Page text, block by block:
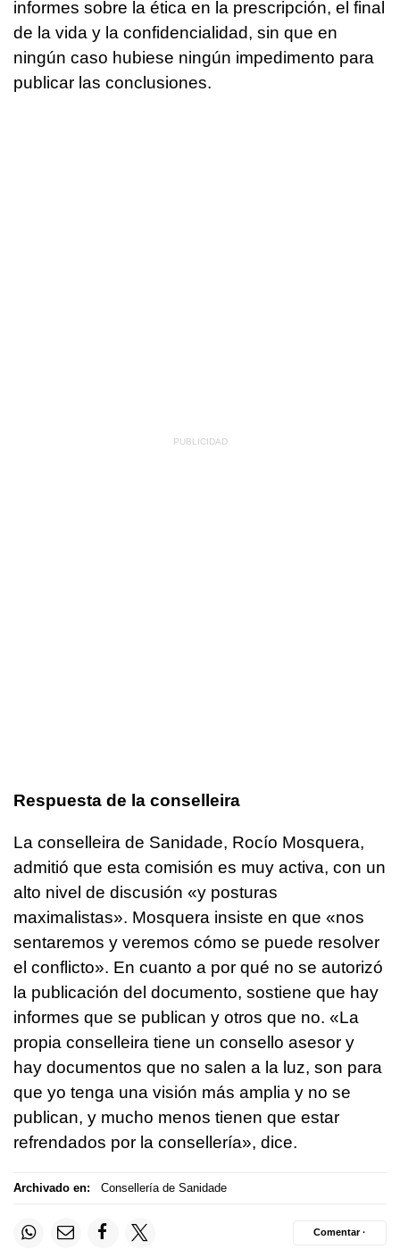
informes sobre la ética en la prescripción, el final
de la vida y la confidencialidad, sin que en
ningún caso hubiese ningún impedimento para
publicar las conclusiones.
Respuesta de la conselleira
La conselleira de Sanidade, Rocío Mosquera,
admitió que esta comisión es muy activa, con un
alto nivel de discusión «y posturas
maximalistas». Mosquera insiste en que «nos
sentaremos y veremos cómo se puede resolver
el conflicto». En cuanto a por qué no se autorizó
la publicación del documento, sostiene que hay
informes que se publican y otros que no. «La
propia conselleira tiene un consello asesor y
hay documentos que no salen a la luz, son para
que yo tenga una visión más amplia y no se
publican, y mucho menos tienen que estar
refrendados por la consellería», dice.
Archivado en: Consellería de Sanidade
Comentar ·